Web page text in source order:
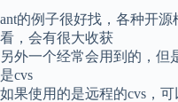
ant的例子很好找，各种开
看，会有很大收获
另外一个经常会用到的，但
是cvs
如果使用的是远程的cvs，可